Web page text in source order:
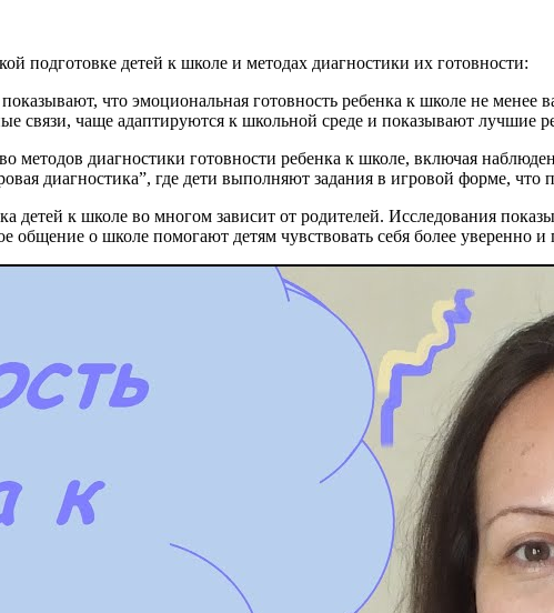
подготовке детей к школе и методах диагностики их готовности:
что эмоциональная готовность ребенка к школе не
связи, чаще адаптируются к школьной среде и показывают лучшие
методов диагностики готовности ребенка к школе, включая
диагностика”, где дети выполняют задания в игровой форме, что
детей к школе во многом зависит от родителей. Исследования
общение о школе помогают детям чувствовать себя более уверенно